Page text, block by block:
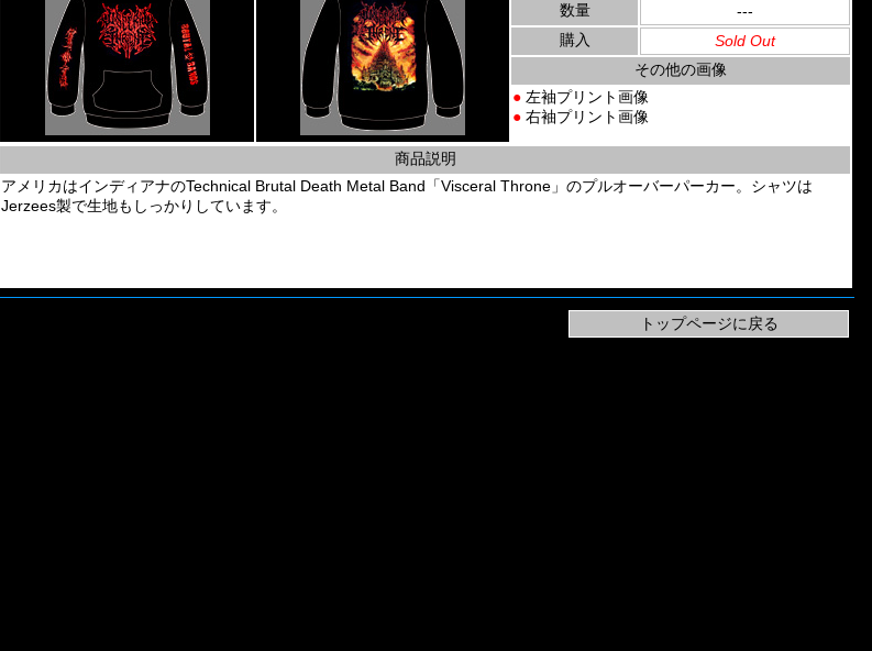
数量
---
購入
Sold Out
その他の画像
● 左袖プリント画像
● 右袖プリント画像
商品説明
アメリカはインディアナのTechnical Brutal Death Metal Band「Visceral Throne」のプルオーバーパーカー。シャツは
Jerzees製で生地もしっかりしています。